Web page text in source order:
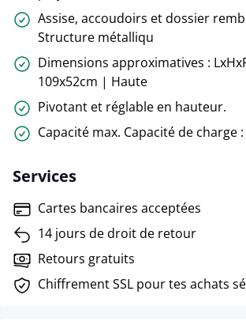
Assise, accoudoirs et dossier
Structure métalliqu
Dimensions approximatives :
109x52cm | Haute
Pivotant et réglable en hauteur.
Capacité max. Capacité de charge :
Services
Cartes bancaires acceptées
14 jours de droit de retour
Retours gratuits
Chiffrement SSL pour tes achats